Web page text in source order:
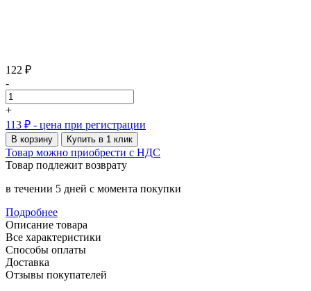
122 ₽
-
+
113 ₽ - цена при регистрации
В корзину Купить в 1 клик
Товар можно приобрести с НДС
Товар подлежит возврату
в течении 5 дней с момента покупки
Подробнее
Описание товара
Все характеристики
Способы оплаты
Доставка
Отзывы покупателей